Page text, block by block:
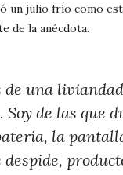
un julio frío como
de la anécdota.
de una
de las que
la